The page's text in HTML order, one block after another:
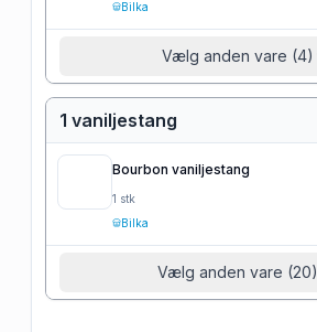
Bilka
Vælg anden vare (4)
1 vaniljestang
Bourbon vaniljestang
1 stk
Bilka
Vælg anden vare (20)